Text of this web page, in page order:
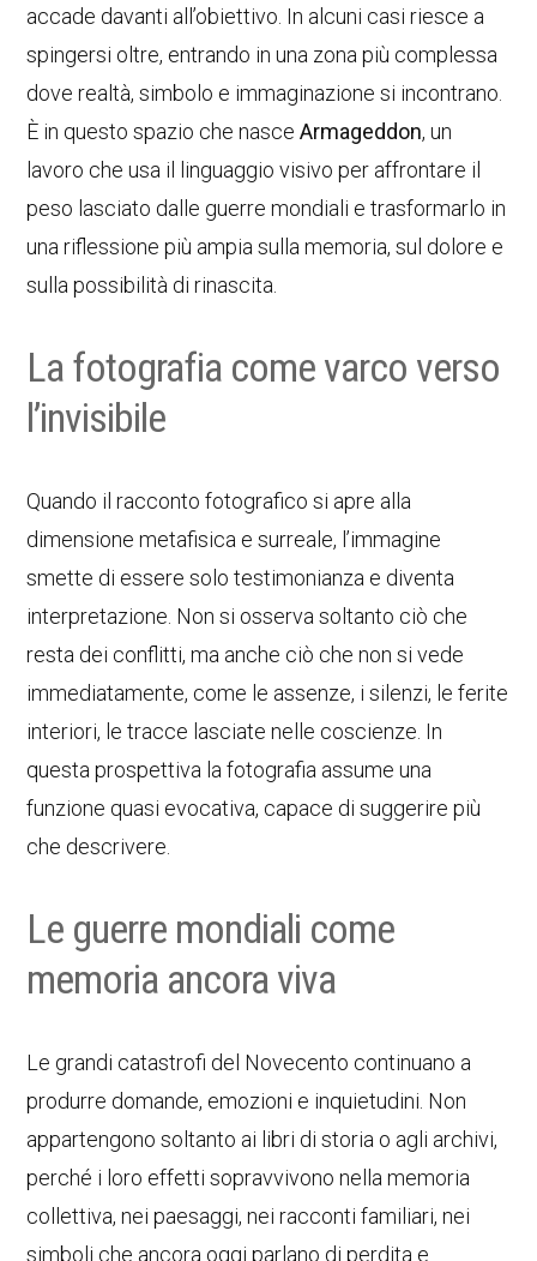
accade davanti all’obiettivo. In alcuni casi riesce a
spingersi oltre, entrando in una zona più complessa
dove realtà, simbolo e immaginazione si incontrano.
È in questo spazio che nasceArmageddon, un
lavoro che usa il linguaggio visivo per affrontare il
peso lasciato dalle guerre mondiali e trasformarlo in
una riflessione più ampia sulla memoria, sul dolore e
sulla possibilità di rinascita.
La fotografia come varco verso
l’invisibile
Quando il racconto fotografico si apre alla
dimensione metafisica e surreale, l’immagine
smette di essere solo testimonianza e diventa
interpretazione. Non si osserva soltanto ciò che
resta dei conflitti, ma anche ciò che non si vede
immediatamente, come le assenze, i silenzi, le ferite
interiori, le tracce lasciate nelle coscienze. In
questa prospettiva la fotografia assume una
funzione quasi evocativa, capace di suggerire più
che descrivere.
Le guerre mondiali come
memoria ancora viva
Le grandi catastrofi del Novecento continuano a
produrre domande, emozioni e inquietudini. Non
appartengono soltanto ai libri di storia o agli archivi,
perché i loro effetti sopravvivono nella memoria
collettiva, nei paesaggi, nei racconti familiari, nei
simboli che ancora oggi parlano di perdita e